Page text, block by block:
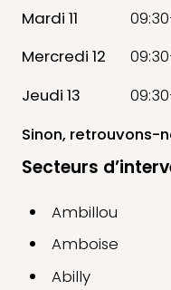
Mardi 11
Mercredi 12
Jeudi 13
Sinon, retrouvons-
Secteurs
Ambillou
Amboise
Abilly